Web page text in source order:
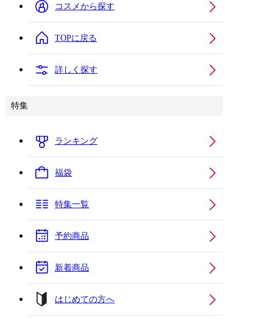
コスメから探す
TOPに戻る
詳しく探す
特集
ランキング
福袋
特集一覧
予約商品
新着商品
はじめての方へ